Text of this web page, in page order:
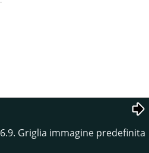
6.9. Griglia immagine predefinita